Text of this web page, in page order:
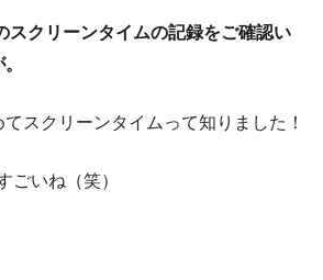
スクリーンタイムの記録をご確認い
スクリーンタイムって知りました！
いね（笑）